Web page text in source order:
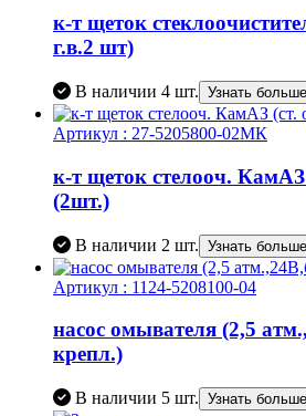
к-т щеток
г.в.2 шт)
В наличии 4 шт. Узнать больше
Артикул : 27-5205800-02МК
к-т щеток стелооч.
(2шт.)
В наличии 2 шт. Узнать больше
Артикул : 1124-5208100-04
насос омывателя (2,5
крепл.)
В наличии 5 шт. Узнать больше